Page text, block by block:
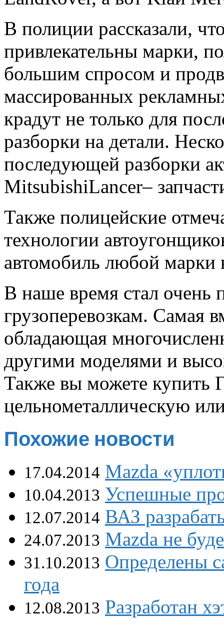
В полиции рассказали,
привлекательны марки,
большим спросом и
массированных
крадут не только для
разборки на детали.
последующей разборки
MitsubishiLancer–
Также полицейские
технологии
автомобиль любой марки
В наше время стал очень
грузоперевозкам. Самая
обладающая
другими моделями и
Также вы можете купить
цельнометаллическую
Похожие новости
17.04.2014 Mazda
10.04.2013 Успешные
12.07.2014 ВАЗ
24.07.2013 Mazda не
31.10.2013 Определены
года
12.08.2013 Разработан